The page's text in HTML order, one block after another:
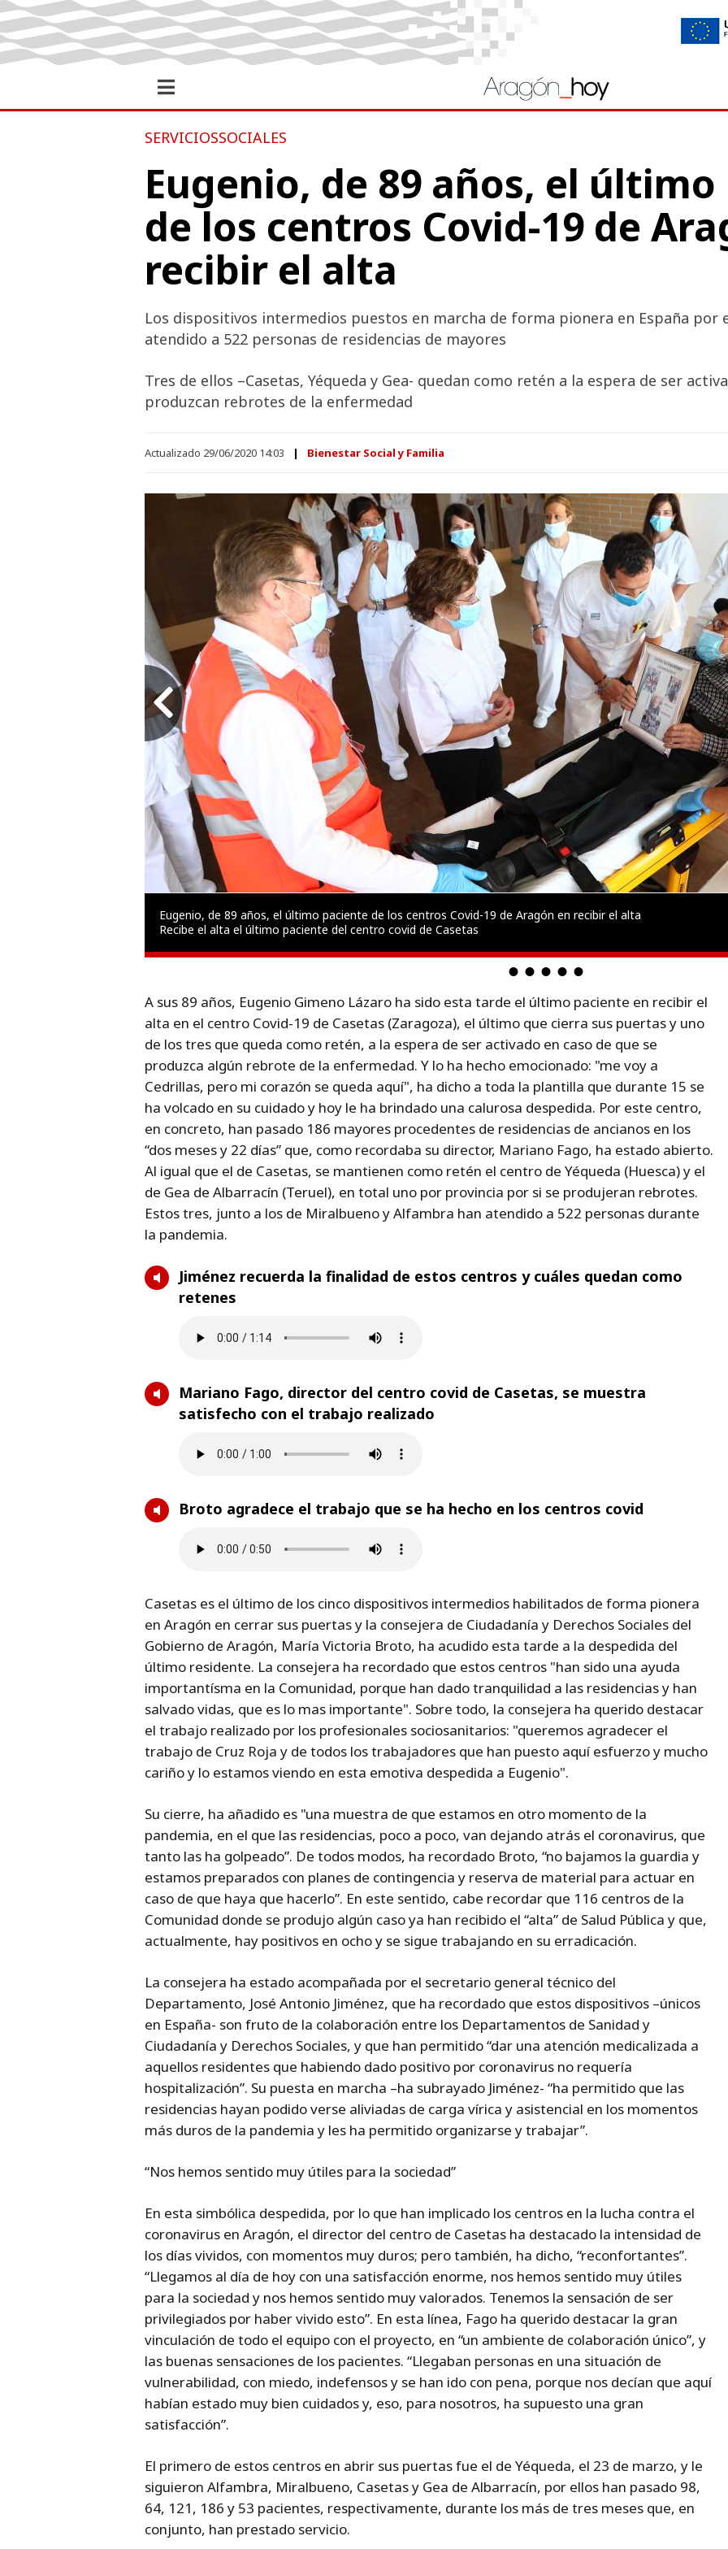
SERVICIOSSOCIALES
Eugenio, de 89 años, el
de los centros Covid-19 de
recibir el alta
Los dispositivos intermedios puestos en marcha de forma pionera en España por
atendido a 522 personas de residencias de mayores
Tres de ellos –Casetas, Yéqueda y Gea- quedan como retén a la espera de ser
produzcan rebrotes de la enfermedad
Actualizado 29/06/2020 14:03 Bienestar Social y Familia
Eugenio, de 89 años, el último paciente de los centros Covid-19 de Aragón en recibir el alta
Recibe el alta el último paciente del centro covid de Casetas
A sus 89 años, Eugenio Gimeno Lázaro ha sido esta tarde el último paciente en recibir el
alta en el centro Covid-19 de Casetas (Zaragoza), el último que cierra sus puertas y uno
de los tres que queda como retén, a la espera de ser activado en caso de que se
produzca algún rebrote de la enfermedad. Y lo ha hecho emocionado: "me voy a
Cedrillas, pero mi corazón se queda aquí", ha dicho a toda la plantilla que durante 15 se
ha volcado en su cuidado y hoy le ha brindado una calurosa despedida. Por este centro,
en concreto, han pasado 186 mayores procedentes de residencias de ancianos en los
“dos meses y 22 días” que, como recordaba su director, Mariano Fago, ha estado abierto.
Al igual que el de Casetas, se mantienen como retén el centro de Yéqueda (Huesca) y el
de Gea de Albarracín (Teruel), en total uno por provincia por si se produjeran rebrotes.
Estos tres, junto a los de Miralbueno y Alfambra han atendido a 522 personas durante
la pandemia.
Jiménez recuerda la finalidad de estos centros y cuáles quedan como
retenes
Mariano Fago, director del centro covid de Casetas, se muestra
satisfecho con el trabajo realizado
Broto agradece el trabajo que se ha hecho en los centros covid
Casetas es el último de los cinco dispositivos intermedios habilitados de forma pionera
en Aragón en cerrar sus puertas y la consejera de Ciudadanía y Derechos Sociales del
Gobierno de Aragón, María Victoria Broto, ha acudido esta tarde a la despedida del
último residente. La consejera ha recordado que estos centros "han sido una ayuda
importantísma en la Comunidad, porque han dado tranquilidad a las residencias y han
salvado vidas, que es lo mas importante". Sobre todo, la consejera ha querido destacar
el trabajo realizado por los profesionales sociosanitarios: "queremos agradecer el
trabajo de Cruz Roja y de todos los trabajadores que han puesto aquí esfuerzo y mucho
cariño y lo estamos viendo en esta emotiva despedida a Eugenio".
Su cierre, ha añadido es "una muestra de que estamos en otro momento de la
pandemia, en el que las residencias, poco a poco, van dejando atrás el coronavirus, que
tanto las ha golpeado”. De todos modos, ha recordado Broto, “no bajamos la guardia y
estamos preparados con planes de contingencia y reserva de material para actuar en
caso de que haya que hacerlo”. En este sentido, cabe recordar que 116 centros de la
Comunidad donde se produjo algún caso ya han recibido el “alta” de Salud Pública y que,
actualmente, hay positivos en ocho y se sigue trabajando en su erradicación.
La consejera ha estado acompañada por el secretario general técnico del
Departamento, José Antonio Jiménez, que ha recordado que estos dispositivos –únicos
en España- son fruto de la colaboración entre los Departamentos de Sanidad y
Ciudadanía y Derechos Sociales, y que han permitido “dar una atención medicalizada a
aquellos residentes que habiendo dado positivo por coronavirus no requería
hospitalización”. Su puesta en marcha –ha subrayado Jiménez- “ha permitido que las
residencias hayan podido verse aliviadas de carga vírica y asistencial en los momentos
más duros de la pandemia y les ha permitido organizarse y trabajar”.
“Nos hemos sentido muy útiles para la sociedad”
En esta simbólica despedida, por lo que han implicado los centros en la lucha contra el
coronavirus en Aragón, el director del centro de Casetas ha destacado la intensidad de
los días vividos, con momentos muy duros; pero también, ha dicho, “reconfortantes”.
“Llegamos al día de hoy con una satisfacción enorme, nos hemos sentido muy útiles
para la sociedad y nos hemos sentido muy valorados. Tenemos la sensación de ser
privilegiados por haber vivido esto”. En esta línea, Fago ha querido destacar la gran
vinculación de todo el equipo con el proyecto, en “un ambiente de colaboración único”, y
las buenas sensaciones de los pacientes. “Llegaban personas en una situación de
vulnerabilidad, con miedo, indefensos y se han ido con pena, porque nos decían que aquí
habían estado muy bien cuidados y, eso, para nosotros, ha supuesto una gran
satisfacción”.
El primero de estos centros en abrir sus puertas fue el de Yéqueda, el 23 de marzo, y le
siguieron Alfambra, Miralbueno, Casetas y Gea de Albarracín, por ellos han pasado 98,
64, 121, 186 y 53 pacientes, respectivamente, durante los más de tres meses que, en
conjunto, han prestado servicio.